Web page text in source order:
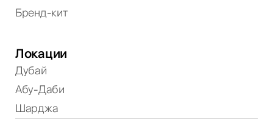
Бренд-кит
Локации
Дубай
Абу-Даби
Шарджа